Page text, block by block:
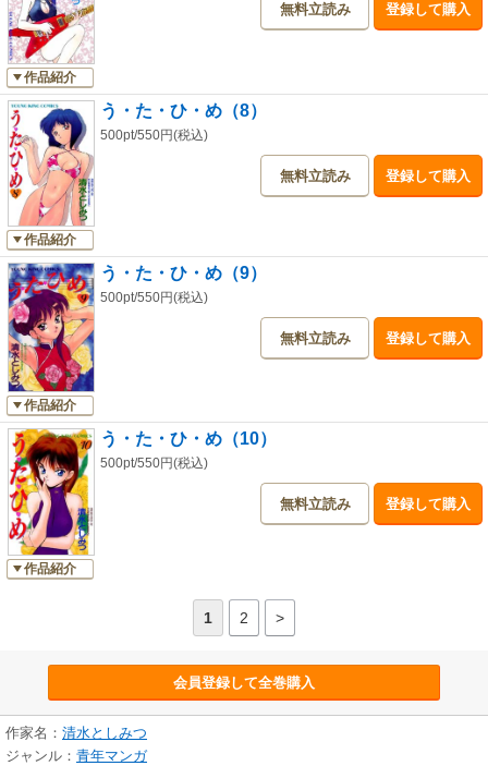
作品紹介
無料立読み 登録して購入
作品紹介
う・た・ひ・め（8）
500pt/550円(税込)
無料立読み 登録して購入
作品紹介
う・た・ひ・め（9）
500pt/550円(税込)
無料立読み 登録して購入
作品紹介
う・た・ひ・め（10）
500pt/550円(税込)
無料立読み 登録して購入
1 2 >
会員登録して全巻購入
作家名： 清水としみつ
ジャンル： 青年マンガ